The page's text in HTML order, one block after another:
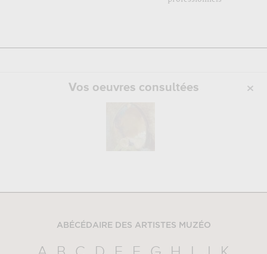
Vos oeuvres consultées
ABÉCÉDAIRE DES ARTISTES MUZÉO